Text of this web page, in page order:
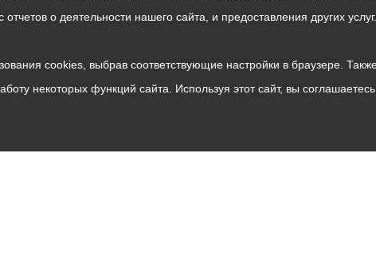
отчетов о деятельности нашего сайта, и предоставления других
cookies, выбрав соответствующие настройки в браузере.
некоторых функций сайта. Используя этот сайт, вы